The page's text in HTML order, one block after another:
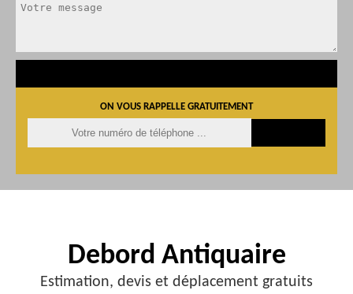
ON VOUS RAPPELLE GRATUITEMENT
Debord Antiquaire
Estimation, devis et déplacement gratuits